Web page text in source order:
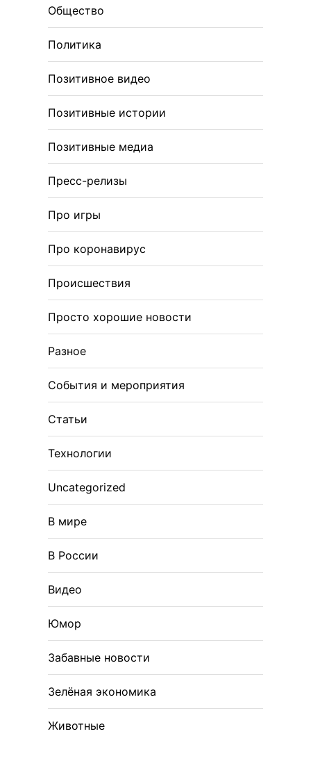
Общество
Политика
Позитивное видео
Позитивные истории
Позитивные медиа
Пресс-релизы
Про игры
Про коронавирус
Происшествия
Просто хорошие новости
Разное
События и мероприятия
Статьи
Технологии
Uncategorized
В мире
В России
Видео
Юмор
Забавные новости
Зелёная экономика
Животные